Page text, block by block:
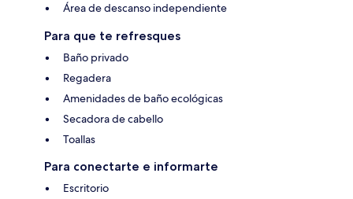
Área de descanso independiente
Para que te refresques
Baño privado
Regadera
Amenidades de baño ecológicas
Secadora de cabello
Toallas
Para conectarte e informarte
Escritorio